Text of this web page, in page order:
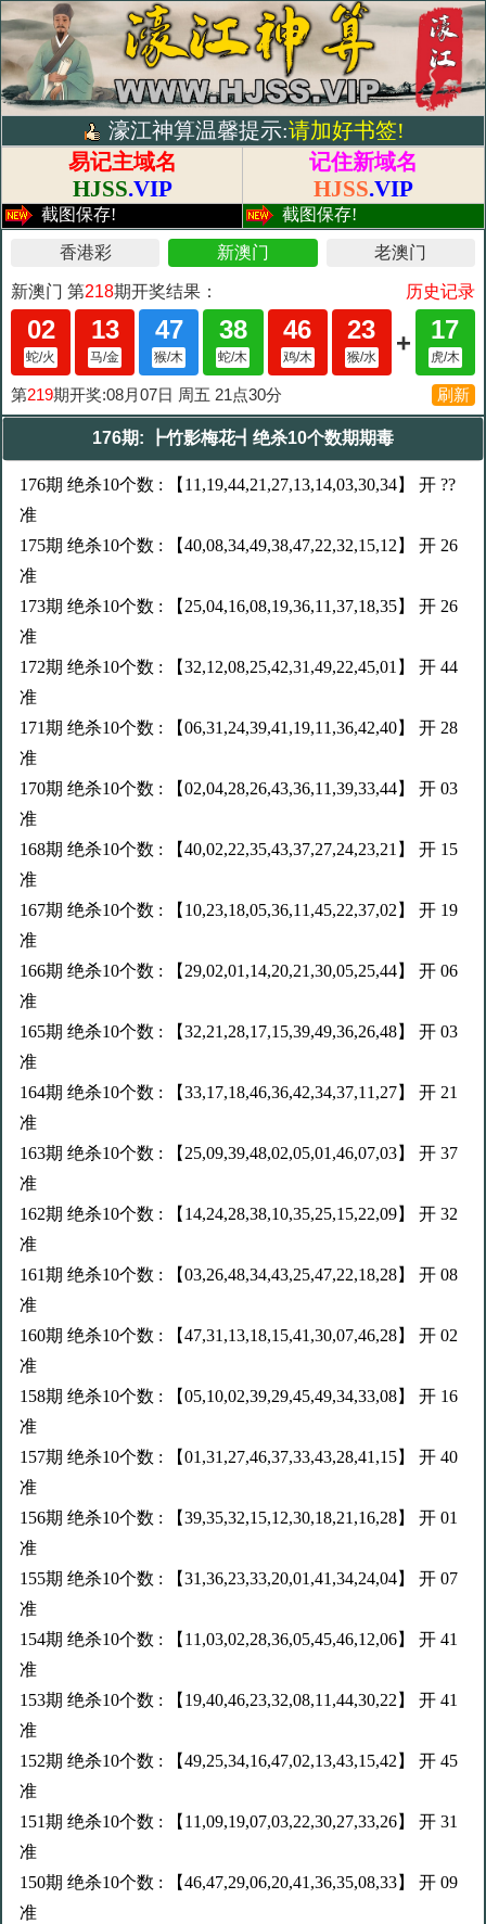
濠江神算温馨提示:请加好书签!
易记主域名
HJSS.VIP
记住新域名
HJSS.VIP
截图保存! 截图保存!
176期: ┣竹影梅花┫绝杀10个数期期毒
176期 绝杀10个数 : 【11,19,44,21,27,13,14,03,30,34】 开 ??
准
175期 绝杀10个数 : 【40,08,34,49,38,47,22,32,15,12】 开 26
准
173期 绝杀10个数 : 【25,04,16,08,19,36,11,37,18,35】 开 26
准
172期 绝杀10个数 : 【32,12,08,25,42,31,49,22,45,01】 开 44
准
171期 绝杀10个数 : 【06,31,24,39,41,19,11,36,42,40】 开 28
准
170期 绝杀10个数 : 【02,04,28,26,43,36,11,39,33,44】 开 03
准
168期 绝杀10个数 : 【40,02,22,35,43,37,27,24,23,21】 开 15
准
167期 绝杀10个数 : 【10,23,18,05,36,11,45,22,37,02】 开 19
准
166期 绝杀10个数 : 【29,02,01,14,20,21,30,05,25,44】 开 06
准
165期 绝杀10个数 : 【32,21,28,17,15,39,49,36,26,48】 开 03
准
164期 绝杀10个数 : 【33,17,18,46,36,42,34,37,11,27】 开 21
准
163期 绝杀10个数 : 【25,09,39,48,02,05,01,46,07,03】 开 37
准
162期 绝杀10个数 : 【14,24,28,38,10,35,25,15,22,09】 开 32
准
161期 绝杀10个数 : 【03,26,48,34,43,25,47,22,18,28】 开 08
准
160期 绝杀10个数 : 【47,31,13,18,15,41,30,07,46,28】 开 02
准
158期 绝杀10个数 : 【05,10,02,39,29,45,49,34,33,08】 开 16
准
157期 绝杀10个数 : 【01,31,27,46,37,33,43,28,41,15】 开 40
准
156期 绝杀10个数 : 【39,35,32,15,12,30,18,21,16,28】 开 01
准
155期 绝杀10个数 : 【31,36,23,33,20,01,41,34,24,04】 开 07
准
154期 绝杀10个数 : 【11,03,02,28,36,05,45,46,12,06】 开 41
准
153期 绝杀10个数 : 【19,40,46,23,32,08,11,44,30,22】 开 41
准
152期 绝杀10个数 : 【49,25,34,16,47,02,13,43,15,42】 开 45
准
151期 绝杀10个数 : 【11,09,19,07,03,22,30,27,33,26】 开 31
准
150期 绝杀10个数 : 【46,47,29,06,20,41,36,35,08,33】 开 09
准